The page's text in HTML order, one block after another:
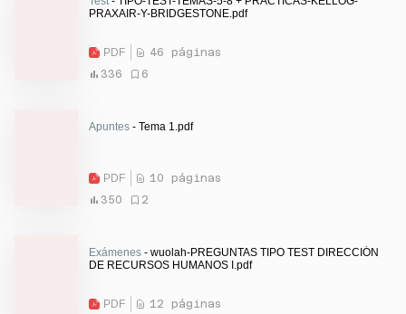
PRAXAIR-Y-BRIDGESTONE.pdf
PDF
46 páginas
336
6
Apuntes - Tema 1.pdf
PDF
10 páginas
350
2
Exámenes - wuolah-PREGUNTAS TIPO TEST DIRECCIÓN
DE RECURSOS HUMANOS I.pdf
PDF 12 páginas